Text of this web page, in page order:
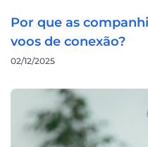
Por que as
voos de conexão?
02/12/2025